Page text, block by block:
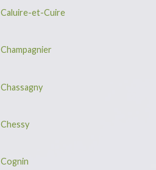
Caluire-et-Cuire
Champagnier
Chassagny
Chessy
Cognin